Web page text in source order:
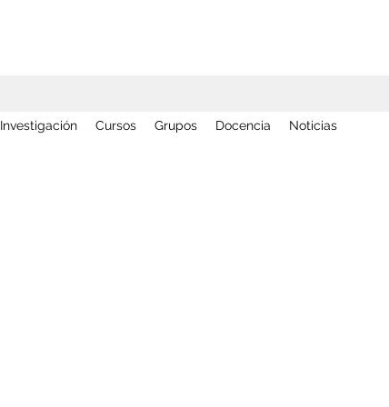
Investigación Cursos Grupos Docencia Noticias